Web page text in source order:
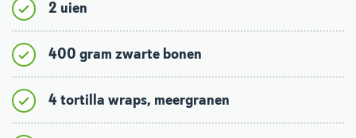
2 uien
400 gram zwarte bonen
4 tortilla wraps, meergranen